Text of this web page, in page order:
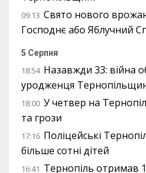
09:13 Свято нового
Господнє або Яблучний
5 Серпня
18:54 Назавжди 33: війна
уродженця
18:00 У четвер на
та грози
17:16 Поліцейські
більше сотні дітей
16:41 Тернопіль отримав